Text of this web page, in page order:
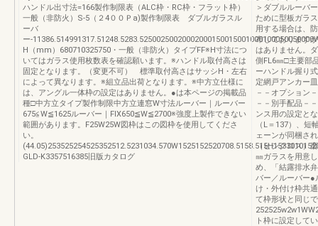
ハンドル出寸法=166製作制限表（ALC枠・RC枠・フラット枠）
一般（非防火）S-5（２4００Ｐa)製作制限表 ダブルガラスル
ーバ
ー-
H（mm）680710325750・一般（非防火）タイプFF※H寸法につ
いてはガラス使用枚数表を確認願います。※ハンドル取付高さは
固定となります。（変更不可） 標準取付高さはサッシH・左右
によって異なります。※組立品出荷となります。※中方立仕様に
は、アングル一体枠の設定はありません。●は本ページの掲載品
種□中方立タイプ製作制限中方立連窓W寸法ルーバー｜ルーバー
675≦W≦1625ルーバー｜FIX650≦W≦2700※強度上製作できない
範囲があります。F25W25W図枠はこの図枠を使用してくださ
い。
GLD-K3357516385旧版カタログ
＞ダブルルーバ
ために型板ガラ
用する場合は、
布しております
はありません。
側FL6㎜□主要部
ーハンドル握り
定網戸アンカー
－－オプション
－－別手配品－
ンス用の設定と
（L＝137）、
ェーンが同梱さ
（ヒシクロス）
㎜ガラスを用意
め、「結露排水
バー／ルーバー●
け・外付け枠共
て枠形状と同じ
ト枠に設定して